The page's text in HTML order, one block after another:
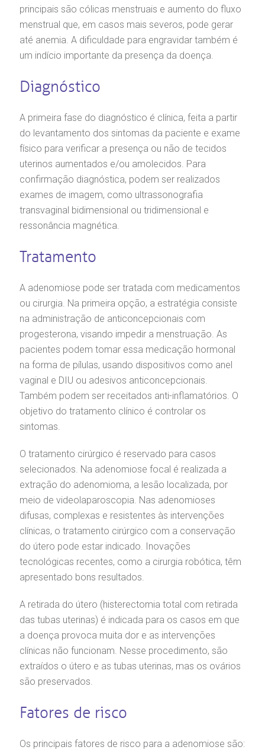
R. Colômbia, 332
CEP: 01438-000 | Jardim Paulista
São Paulo - SP
de Bioética
de Sangue
de órgãos
de cuidado
e perdidos
principais são cólicas menstruais e aumento do fluxo
menstrual que, em casos mais severos, pode gerar
até anemia. A dificuldade para engravidar também é
um indício importante da presença da doença.
Diagnóstico
A primeira fase do diagnóstico é clínica, feita a partir
do levantamento dos sintomas da paciente e exame
físico para verificar a presença ou não de tecidos
uterinos aumentados e/ou amolecidos. Para
confirmação diagnóstica, podem ser realizados
exames de imagem, como ultrassonografia
transvaginal bidimensional ou tridimensional e
ressonância magnética.
Tratamento
A adenomiose pode ser tratada com medicamentos
ou cirurgia. Na primeira opção, a estratégia consiste
na administração de anticoncepcionais com
progesterona, visando impedir a menstruação. As
pacientes podem tomar essa medicação hormonal
na forma de pílulas, usando dispositivos como anel
vaginal e DIU ou adesivos anticoncepcionais.
Também podem ser receitados anti-inflamatórios. O
objetivo do tratamento clínico é controlar os
sintomas.
O tratamento cirúrgico é reservado para casos
selecionados. Na adenomiose focal é realizada a
extração do adenomioma, a lesão localizada, por
meio de videolaparoscopia. Nas adenomioses
difusas, complexas e resistentes às intervenções
clínicas, o tratamento cirúrgico com a conservação
do útero pode estar indicado. Inovações
tecnológicas recentes, como a cirurgia robótica, têm
apresentado bons resultados.
A retirada do útero (histerectomia total com retirada
das tubas uterinas) é indicada para os casos em que
a doença provoca muita dor e as intervenções
clínicas não funcionam. Nesse procedimento, são
extraídos o útero e as tubas uterinas, mas os ovários
são preservados.
Fatores de risco
Os principais fatores de risco para a adenomiose são: